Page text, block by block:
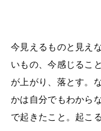
今見えるものと見え
いもの、今感じるこ
が上がり、落とす。
かは自分でもわから
で起きたこと。起こ